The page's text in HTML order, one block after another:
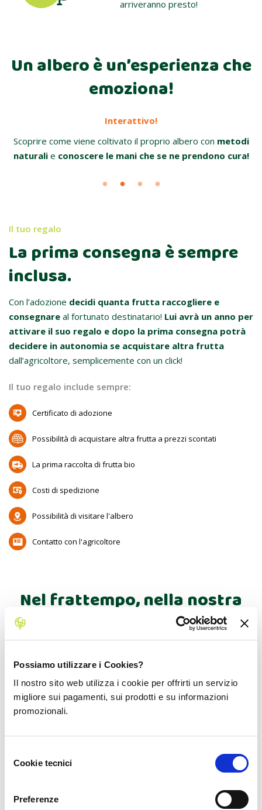
Possiamo utilizzare i Cookies?
Il nostro sito web utilizza i cookie per offrirti un servizio
migliore sui pagamenti, sui prodotti e su informazioni
promozionali.
delCookie tecnici
Preferenze
arriveranno presto!
Un albero è un’esperienza che
emoziona!
Interattivo!
Scoprire come viene coltivato il proprio albero con metodi
naturalie conoscere le mani che se ne prendono cura!
Il tuo regalo
La prima consegna è sempre
inclusa.
Con l’adozione decidi quanta frutta raccogliere e
consegnare al fortunato destinatario! Lui avrà un anno per
attivare il suo regalo e dopo la prima consegna potrà
decidere in autonomia se acquistare altra frutta
dall’agricoltore, semplicemente con un click!
Il tuo regalo include sempre:
Certificato di adozione
Possibilità di acquistare altra frutta a prezzi scontati
La prima raccolta di frutta bio
Costi di spedizione
Possibilità di visitare l'albero
Contatto con l'agricoltore
Nel frattempo, nella nostra
community agricola…